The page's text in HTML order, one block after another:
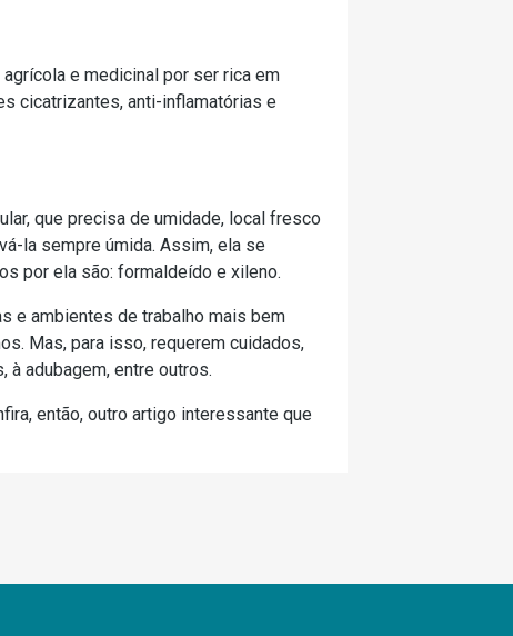
e medicinal por ser rica em
cicatrizantes, anti-inflamatórias e
que precisa de umidade, local fresco
la sempre úmida. Assim, ela se
por ela são: formaldeído e xileno.
e ambientes de trabalho mais bem
Mas, para isso, requerem cuidados,
à adubagem, entre outros.
então, outro artigo interessante que